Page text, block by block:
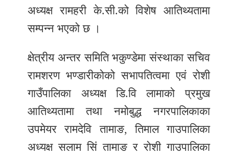
अध्यक्ष रामहरी के.सी.को विशेष आतिथ्यतामा
सम्पन्न भएको छ ।
क्षेत्रीय अन्तर समिति भकुण्डेमा संस्थाका सचिव
रामशरण भण्डारीकोको सभापतित्वमा एवं रोशी
गाउँपालिका अध्यक्ष डि.वि लामाको प्रमुख
आतिथ्यतामा तथा नमोबुद्ध नगरपालिकाका
उपमेयर रामदेवि तामाङ, तिमाल गाउपालिका
अध्यक्ष सलाम सिं तामाङ र रोशी गाउपालिका